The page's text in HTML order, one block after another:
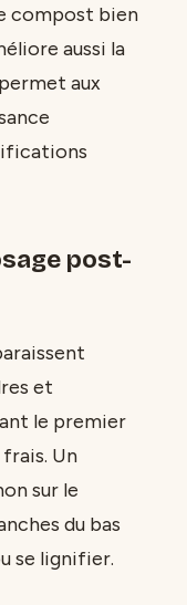
compost bien
aussi la
aux
post-
et
le premier
Un
sur le
du bas
se lignifier.